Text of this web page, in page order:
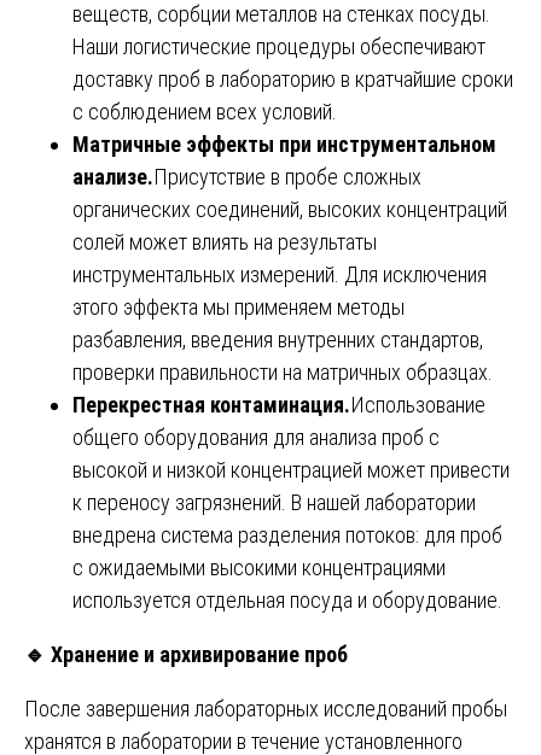
веществ, сорбции металлов на стенках посуды.
Наши логистические процедуры обеспечивают
доставку проб в лабораторию в кратчайшие сроки
с соблюдением всех условий.
Матричные эффекты при инструментальном
анализе.Присутствие в пробе сложных
органических соединений, высоких концентраций
солей может влиять на результаты
инструментальных измерений. Для исключения
этого эффекта мы применяем методы
разбавления, введения внутренних стандартов,
проверки правильности на матричных образцах.
Перекрестная контаминация.Использование
общего оборудования для анализа проб с
высокой и низкой концентрацией может привести
к переносу загрязнений. В нашей лаборатории
внедрена система разделения потоков: для проб
с ожидаемыми высокими концентрациями
используется отдельная посуда и оборудование.
🔹 Хранение и архивирование проб
После завершения лабораторных исследований пробы
хранятся в лаборатории в течение установленного